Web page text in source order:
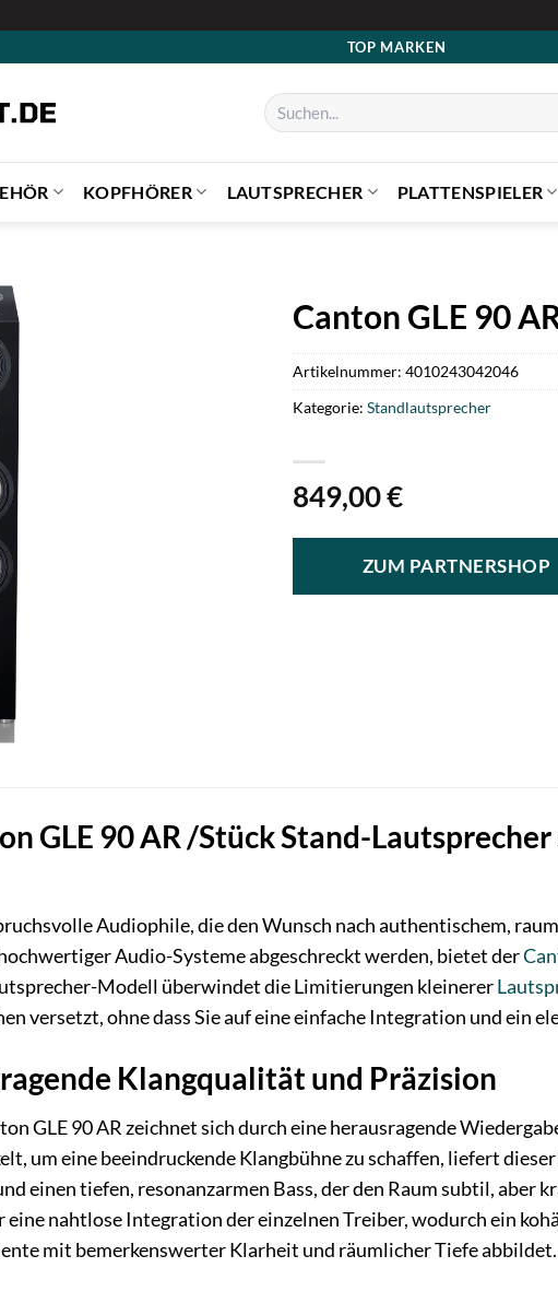
TOP MARKEN
Suchen
nach:
KOPFHÖRER LAUTSPRECHER PLATTENSPIELER
Canton GLE 90
849,00€
ZUM PARTNERSHOP
Artikelnummer: 4010243042046
Kategorie: Standlautsprecher
GLE 90 AR /Stück Stand-
Audiophile, die den Wunsch nach authentischem,
Audio-Systeme abgeschreckt werden, bietet der
Modell überwindet die Limitierungen kleinerer
versetzt, ohne dass Sie auf eine einfache Integration und ein
Klangqualität und Präzision
GLE 90 AR zeichnet sich durch eine herausragende
um eine beeindruckende Klangbühne zu schaffen, liefert
einen tiefen, resonanzarmen Bass, der den Raum subtil,
eine nahtlose Integration der einzelnen Treiber, wodurch ein
mit bemerkenswerter Klarheit und räumlicher Tiefe abbildet.